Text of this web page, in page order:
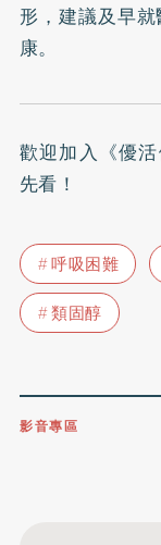
形，建議及早
康。
歡迎加入 《優
先看！
呼吸困難
類固醇
影音專區